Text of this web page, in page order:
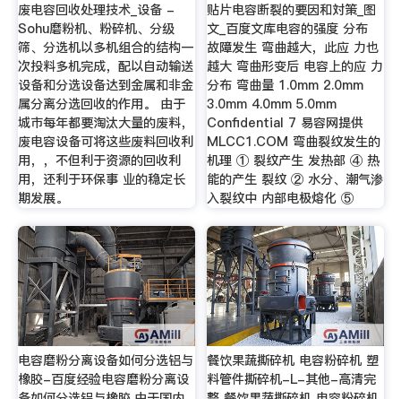
废电容回收处理技术_设备 -
Sohu磨粉机、粉碎机、分级
筛、分选机以多机组合的结构一
次投料多机完成，配以自动输送
设备和分选设备达到金属和非金
属分离分选回收的作用。 由于
城市每年都要淘汰大量的废料，
废电容设备可将这些废料回收利
用，，不但利于资源的回收利
用，还利于环保事 业的稳定长
期发展。
贴片电容断裂的要因和対策_图
文_百度文库电容的强度 分布
故障发生 弯曲越大，此应 力也
越大 弯曲形变后 电容上的应 力
分布 弯曲量 1.0mm 2.0mm
3.0mm 4.0mm 5.0mm
Confidential 7 易容网提供
MLCC1.COM 弯曲裂纹发生的
机理 ① 裂纹产生 发热部 ④ 热
能的产生 裂纹 ② 水分、潮气渗
入裂纹中 内部电极熔化 ⑤
电容磨粉分离设备如何分选铝与
橡胶-百度经验电容磨粉分离设
餐饮果蔬撕碎机 电容粉碎机 塑
料管件撕碎机-L-其他-高清完